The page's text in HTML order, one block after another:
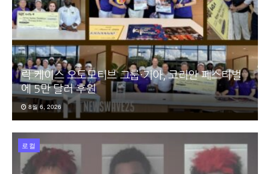
릭 케이스 오토모티브 그룹·기아, 코리안 페스티벌
에 5만 달러 후원
8월 6, 2026
로컬